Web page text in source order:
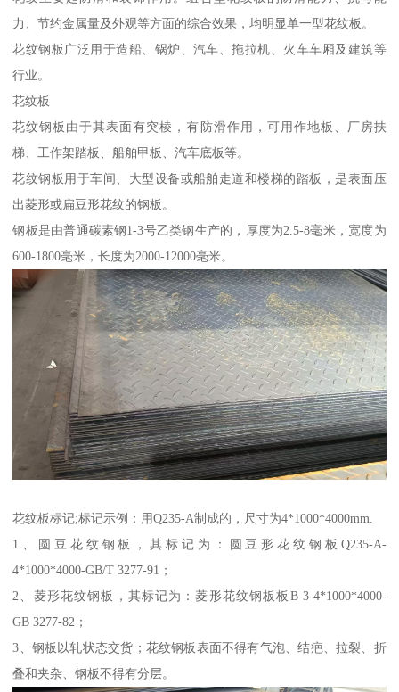
力、节约金属量及外观等方面的综合效果，均明显单一型花纹板。
花纹钢板广泛用于造船、锅炉、汽车、拖拉机、火车车厢及建筑等
行业。
花纹板
花纹钢板由于其表面有突棱，有防滑作用，可用作地板、厂房扶
梯、工作架踏板、船舶甲板、汽车底板等。
花纹钢板用于车间、大型设备或船舶走道和楼梯的踏板，是表面压
出菱形或扁豆形花纹的钢板。
钢板是由普通碳素钢1-3号乙类钢生产的，厚度为2.5-8毫米，宽度为
600-1800毫米，长度为2000-12000毫米。
花纹板标记;标记示例：用Q235-A制成的，尺寸为4*1000*4000mm.
1、圆豆花纹钢板，其标记为：圆豆形花纹钢板Q235-A-
4*1000*4000-GB/T 3277-91；
2、菱形花纹钢板，其标记为：菱形花纹钢板板B 3-4*1000*4000-
GB 3277-82；
3、钢板以轧状态交货；花纹钢板表面不得有气泡、结疤、拉裂、折
叠和夹杂、钢板不得有分层。